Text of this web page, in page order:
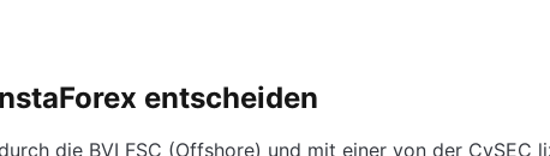
entscheiden
die BVI FSC (Offshore) und mit einer von der CySEC